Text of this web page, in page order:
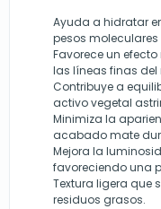
Ayuda a hidratar
pesos
Favorece un
las líneas finas del
Contribuye a
activo vegetal
Minimiza la
acabado mate
Mejora la
favoreciendo una
Textura ligera que
residuos grasos.